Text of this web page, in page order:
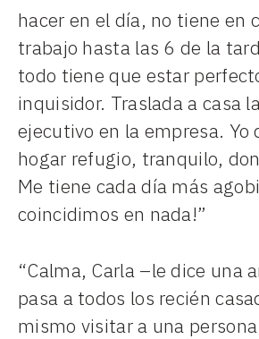
hacer en el día, no tiene en
trabajo hasta las 6 de la
todo tiene que estar
inquisidor. Traslada a casa
ejecutivo en la empresa. Yo
hogar refugio, tranquilo,
Me tiene cada día más
coincidimos en nada!”
“Calma, Carla –le dice una
pasa a todos los recién
mismo visitar a una